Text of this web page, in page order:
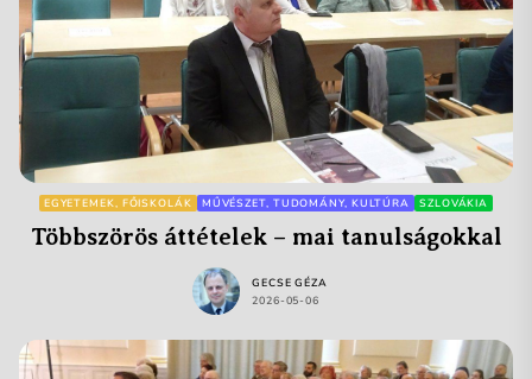
EGYETEMEK, FŐISKOLÁK MŰVÉSZET, TUDOMÁNY, KULTÚRA SZLOVÁKIA
Többszörös áttételek – mai tanulságokkal
GECSE GÉZA
2026-05-06